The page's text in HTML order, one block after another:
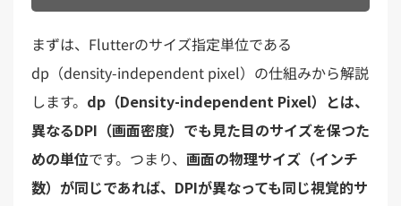
まずは、Flutterのサイズ指定単位である
dp（density-independent pixel）の仕組みから解説
します。 dp（Density-independent Pixel）とは、
異なるDPI（画面密度）でも見た目のサイズを保つた
めの単位です。つまり、 画面の物理サイズ（インチ
数）が同じであれば、DPIが異なっても同じ視覚的サ